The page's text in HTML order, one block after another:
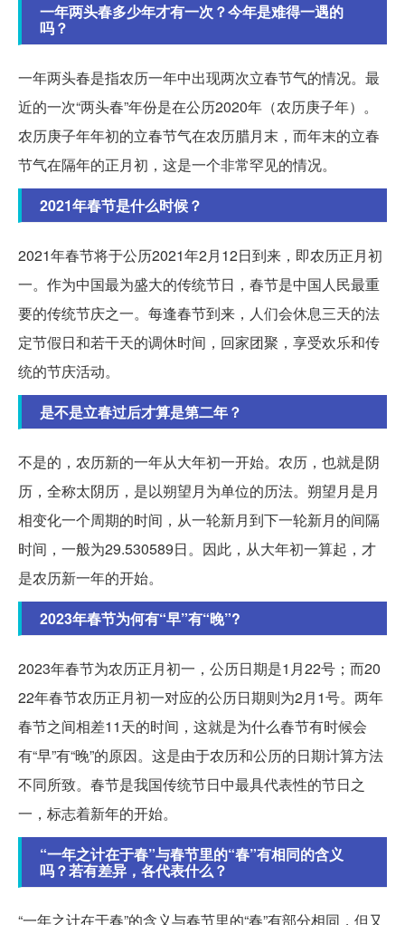
一年两头春多少年才有一次？今年是难得一遇的
吗？
一年两头春是指农历一年中出现两次立春节气的情况。最
近的一次“两头春”年份是在公历2020年（农历庚子年）。
农历庚子年年初的立春节气在农历腊月末，而年末的立春
节气在隔年的正月初，这是一个非常罕见的情况。
2021年春节是什么时候？
2021年春节将于公历2021年2月12日到来，即农历正月初
一。作为中国最为盛大的传统节日，春节是中国人民最重
要的传统节庆之一。每逢春节到来，人们会休息三天的法
定节假日和若干天的调休时间，回家团聚，享受欢乐和传
统的节庆活动。
是不是立春过后才算是第二年？
不是的，农历新的一年从大年初一开始。农历，也就是阴
历，全称太阴历，是以朔望月为单位的历法。朔望月是月
相变化一个周期的时间，从一轮新月到下一轮新月的间隔
时间，一般为29.530589日。因此，从大年初一算起，才
是农历新一年的开始。
2023年春节为何有“早”有“晚”?
2023年春节为农历正月初一，公历日期是1月22号；而20
22年春节农历正月初一对应的公历日期则为2月1号。两年
春节之间相差11天的时间，这就是为什么春节有时候会
有“早”有“晚”的原因。这是由于农历和公历的日期计算方法
不同所致。春节是我国传统节日中最具代表性的节日之
一，标志着新年的开始。
“一年之计在于春”与春节里的“春”有相同的含义
吗？若有差异，各代表什么？
“一年之计在于春”的含义与春节里的“春”有部分相同，但又